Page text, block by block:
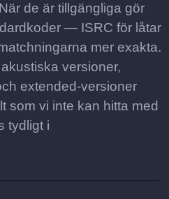
de är tillgängliga gör
— ISRC för låtar
mer exakta.
versioner,
extended-versioner
som vi inte kan hitta med
tydligt i